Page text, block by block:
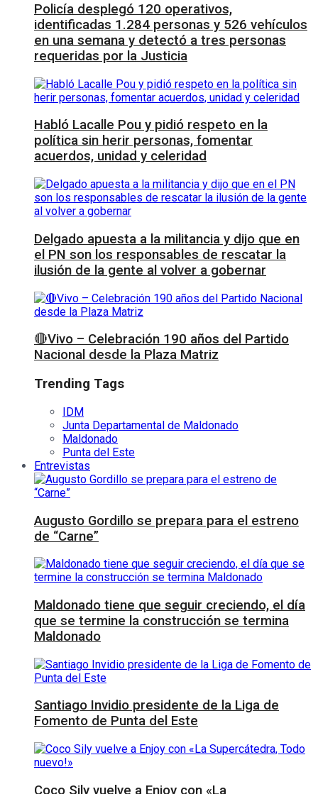
Policía desplegó 120 operativos,
identificadas 1.284 personas y 526 vehículos
en una semana y detectó a tres personas
requeridas por la Justicia
Habló Lacalle Pou y pidió respeto en la
política sin herir personas, fomentar
acuerdos, unidad y celeridad
Delgado apuesta a la militancia y dijo que en
el PN son los responsables de rescatar la
ilusión de la gente al volver a gobernar
🔴Vivo – Celebración 190 años del Partido
Nacional desde la Plaza Matriz
Trending Tags
IDM
Junta Departamental de Maldonado
Maldonado
Punta del Este
Entrevistas
Augusto Gordillo se prepara para el estreno
de “Carne”
Maldonado tiene que seguir creciendo, el día
que se termine la construcción se termina
Maldonado
Santiago Invidio presidente de la Liga de
Fomento de Punta del Este
Coco Sily vuelve a Enjoy con «La